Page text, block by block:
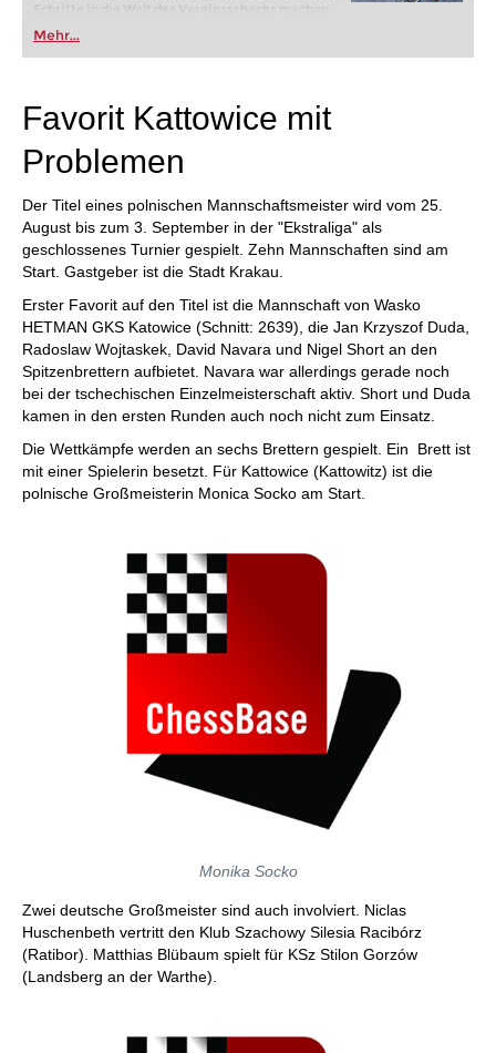
Schritte in die Welt des Vereinsschachs machen
oder bereits auf Turnierniveau spielen: Mit
FRITZ trainieren Sie effizienter, intelligenter und
individueller als je zuvor.
Mehr...
Favorit Kattowice mit
Problemen
Der Titel eines polnischen Mannschaftsmeister wird vom 25.
August bis zum 3. September in der "Ekstraliga" als
geschlossenes Turnier gespielt. Zehn Mannschaften sind am
Start. Gastgeber ist die Stadt Krakau.
Erster Favorit auf den Titel ist die Mannschaft von Wasko
HETMAN GKS Katowice (Schnitt: 2639), die Jan Krzyszof Duda,
Radoslaw Wojtaskek, David Navara und Nigel Short an den
Spitzenbrettern aufbietet. Navara war allerdings gerade noch
bei der tschechischen Einzelmeisterschaft aktiv. Short und Duda
kamen in den ersten Runden auch noch nicht zum Einsatz.
Die Wettkämpfe werden an sechs Brettern gespielt. Ein Brett ist
mit einer Spielerin besetzt. Für Kattowice (Kattowitz) ist die
polnische Großmeisterin Monica Socko am Start.
Monika Socko
Zwei deutsche Großmeister sind auch involviert. Niclas
Huschenbeth vertritt den Klub Szachowy Silesia Racibórz
(Ratibor). Matthias Blübaum spielt für KSz Stilon Gorzów
(Landsberg an der Warthe).